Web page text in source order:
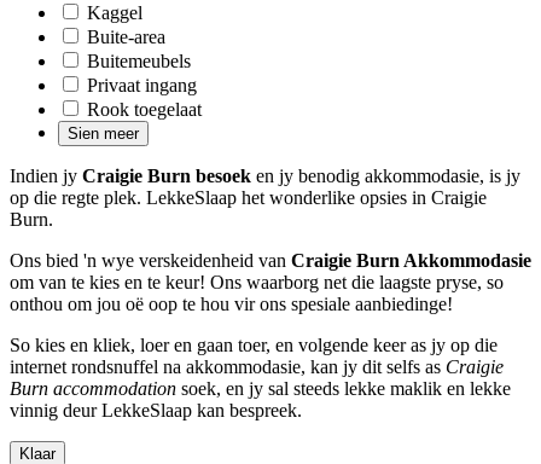
Kaggel
Buite-area
Buitemeubels
Privaat ingang
Rook toegelaat
Sien meer
Indien jy Craigie Burn besoek en jy benodig akkommodasie, is jy
op die regte plek. LekkeSlaap het wonderlike opsies in Craigie
Burn.
Ons bied 'n wye verskeidenheid van Craigie Burn Akkommodasie
om van te kies en te keur! Ons waarborg net die laagste pryse, so
onthou om jou oë oop te hou vir ons spesiale aanbiedinge!
So kies en kliek, loer en gaan toer, en volgende keer as jy op die
internet rondsnuffel na akkommodasie, kan jy dit selfs as Craigie
Burn accommodation soek, en jy sal steeds lekke maklik en lekke
vinnig deur LekkeSlaap kan bespreek.
Klaar